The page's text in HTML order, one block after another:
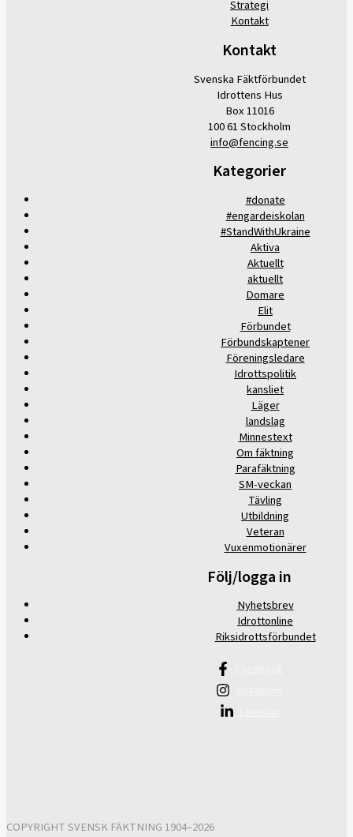
Strategi
Kontakt
Kontakt
Svenska Fäktförbundet
Idrottens Hus
Box 11016
100 61 Stockholm
info@fencing.se
Kategorier
#donate
#engardeiskolan
#StandWithUkraine
Aktiva
Aktuellt
aktuellt
Domare
Elit
Förbundet
Förbundskaptener
Föreningsledare
Idrottspolitik
kansliet
Läger
landslag
Minnestext
Om fäktning
Parafäktning
SM-veckan
Tävling
Utbildning
Veteran
Vuxenmotionärer
Följ/logga in
Nyhetsbrev
Idrottonline
Riksidrottsförbundet
COPYRIGHT SVENSK FÄKTNING 1904–2026